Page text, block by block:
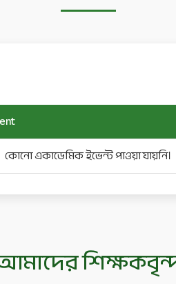
কোনো একাডেমিক ইভেন্ট পাওয়া যায়নি।